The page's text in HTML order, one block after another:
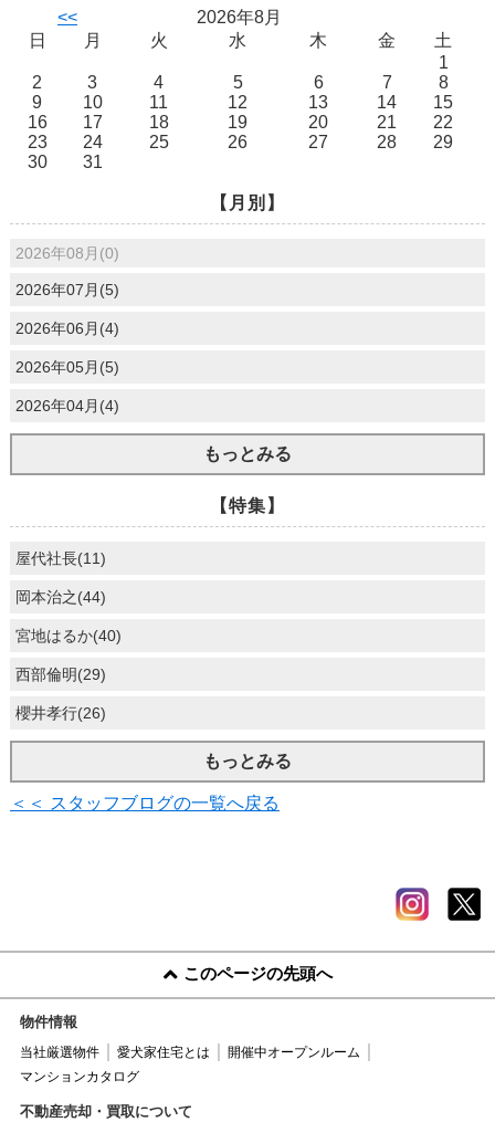
<<
2026年8月
日
月 火 水 木 金
土
1
2
3 4 5 6 7
8
9
10 11 12 13 14
15
16
17 18 19 20 21
22
23
24 25 26 27 28
29
30
31
【月別】
2026年08月(0)
2026年07月(5)
2026年06月(4)
2026年05月(5)
2026年04月(4)
もっとみる
【特集】
屋代社長(11)
岡本治之(44)
宮地はるか(40)
西部倫明(29)
櫻井孝行(26)
もっとみる
＜＜ スタッフブログの一覧へ戻る
このページの先頭へ
物件情報
当社厳選物件 愛犬家住宅とは
開催中オープンルーム
マンションカタログ
不動産売却・買取について